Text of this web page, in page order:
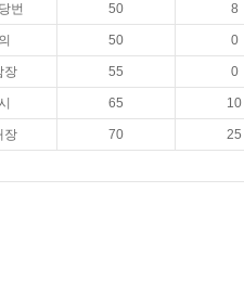
번 50 8
50 0
장 55 0
65 10
장 70 25